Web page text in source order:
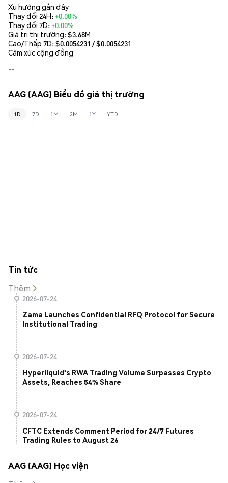
Xu hướng gần đây
Thay đổi 24H:+0.00%
Thay đổi 7D:+0.00%
Giá trị thị trường:$3.68M
Cao/Thấp 7D: $0.0054231 / $0.0054231
Cảm xúc cộng đồng
--
AAG (AAG) Biểu đồ giá thị trường
1D 7D 1M 3M 1Y YTD
Tin tức
Thêm
2026-07-24
Zama Launches Confidential RFQ Protocol for Secure
Institutional Trading
2026-07-24
Hyperliquid's RWA Trading Volume Surpasses Crypto
Assets, Reaches 54% Share
2026-07-24
CFTC Extends Comment Period for 24/7 Futures
Trading Rules to August 26
AAG (AAG) Học viện